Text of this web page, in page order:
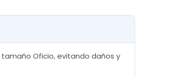
Oficio, evitando daños y